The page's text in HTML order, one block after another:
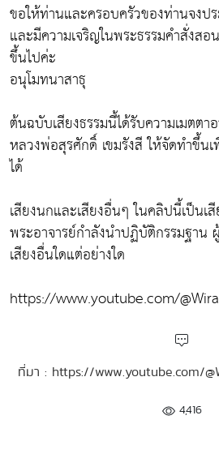
ขอให้ท่านและครอบครัวของท่านจงป
และมีความเจริญในพระธรรมคำสั่งส
ขึ้นไปค่ะ
อนุโมทนาสาธุ
ต้นฉบับเสียงธรรมนี้ได้รับความเมตต
หลวงพ่อสุรศักดิ์ เขมรังสี ให้จัดทำขึ้น
ได้
เสียงนกและเสียงอื่นๆ ในคลิปนี้เป็นเ
พระอาจารย์กำลังนำปฏิบัติกรรมฐาน
เสียงอื่นใดแต่อย่างใด
https://www.youtube.com/
ที่มา : https://www.youtube.com/
4,416